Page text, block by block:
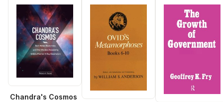
Chandra's Cosmos